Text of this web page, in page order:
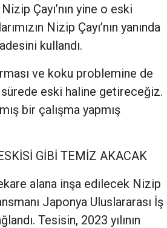
Çayı’nın yine o eski
Nizip Çayı’nın yanında
kullandı.
ve koku problemine de
eski haline getireceğiz.
bir çalışma yapmış
GİBİ TEMİZ AKACAK
alana inşa edilecek Nizip
Japonya Uluslararası İş
Tesisin, 2023 yılının